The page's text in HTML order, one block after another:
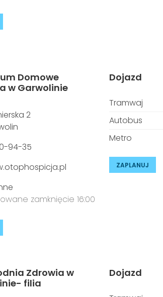
Domowe
w Garwolinie
2
94-35
zamknięcie 16:00
Dojazd
Tramwaj
Autobus
Metro
ZAPLANUJ
Zdrowia w
filia
Dojazd